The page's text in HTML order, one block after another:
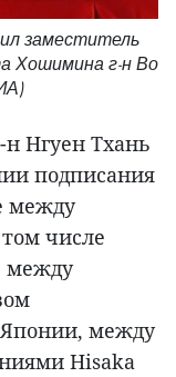
заместитель
Хошимина г-н Во
Нгуен Тхань
подписания
между
числе
между
между
Hisaka